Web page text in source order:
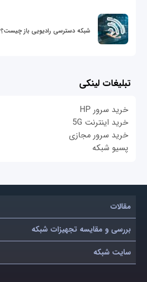
شبکه دسترسی رادیویی باز چیست؟
تبلیغات لینکی
خرید سرور HP
خرید اینترنت 5G
خرید سرور مجازی
پسیو شبکه
مقالات
بررسی و مقایسه تجهیزات شبکه
سایت شبکه